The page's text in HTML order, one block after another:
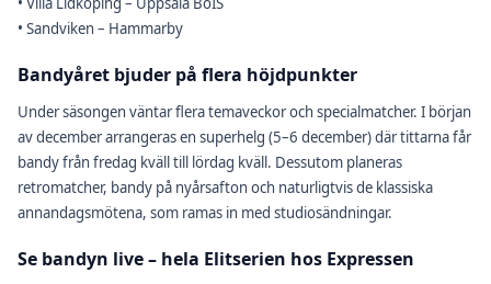
• Sandviken – Hammarby
Bandyåret bjuder på flera höjdpunkter
Under säsongen väntar flera temaveckor och specialmatcher. I början
av december arrangeras en superhelg (5–6 december) där tittarna får
bandy från fredag kväll till lördag kväll. Dessutom planeras
retromatcher, bandy på nyårsafton och naturligtvis de klassiska
annandagsmötena, som ramas in med studiosändningar.
Se bandyn live – hela Elitserien hos Expressen